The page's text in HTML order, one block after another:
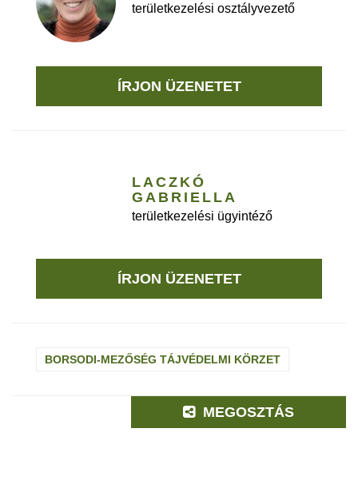
területkezelési osztályvezető
ÍRJON ÜZENETET
LACZKÓ
GABRIELLA
területkezelési ügyintéző
ÍRJON ÜZENETET
BORSODI-MEZŐSÉG TÁJVÉDELMI KÖRZET
MEGOSZTÁS